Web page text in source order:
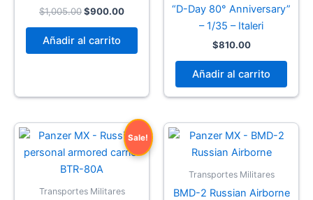
$1,005.00Original
was:
$1,005.00.
$900.00Current
Añadir al carrito
“D-Day 80° Anniversary”
– 1/35 – Italeri
$810.00
Añadir al carrito
Sale!
Transportes Militares
Transportes Militares
BMD-2 Russian Airborne